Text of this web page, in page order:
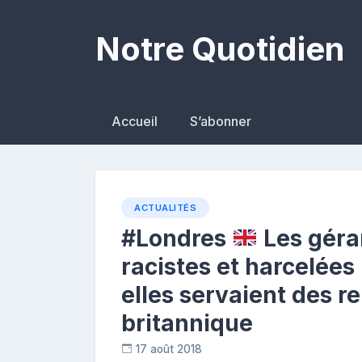
Notre Quotidien
Accueil S’abonner
ACTUALITÉS
#Londres
Les
racistes et
elles servaient des
britannique
17 août 2018